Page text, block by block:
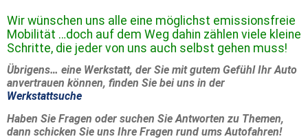
Wir wünschen uns alle eine möglichst emissionsfreie
Mobilität …doch auf dem Weg dahin zählen viele kleine
Schritte, die jeder von uns auch selbst gehen muss!
Übrigens… eine Werkstatt, der Sie mit gutem Gefühl Ihr Auto
anvertrauen können, finden Sie bei uns in der
Werkstattsuche
Haben Sie Fragen oder suchen Sie Antworten zu Themen,
dann schicken Sie uns Ihre Fragen rund ums Autofahren!